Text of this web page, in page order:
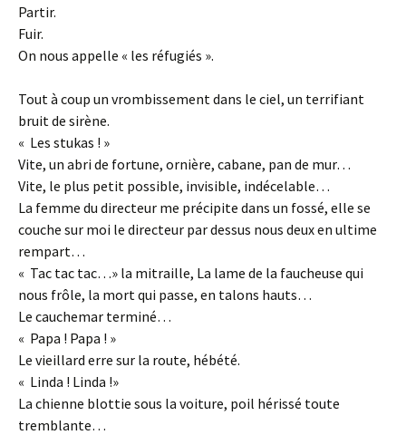
Partir.
Fuir.
On nous appelle « les réfugiés ».
Tout à coup un vrombissement dans le ciel, un terrifiant
bruit de sirène.
« Les stukas ! »
Vite, un abri de fortune, ornière, cabane, pan de mur…
Vite, le plus petit possible, invisible, indécelable…
La femme du directeur me précipite dans un fossé, elle se
couche sur moi le directeur par dessus nous deux en ultime
rempart…
« Tac tac tac…» la mitraille, La lame de la faucheuse qui
nous frôle, la mort qui passe, en talons hauts…
Le cauchemar terminé…
« Papa ! Papa ! »
Le vieillard erre sur la route, hébété.
« Linda ! Linda !»
La chienne blottie sous la voiture, poil hérissé toute
tremblante…